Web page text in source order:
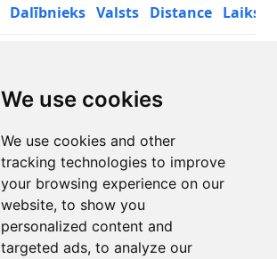
We use cookies
We use cookies and other
tracking technologies to improve
your browsing experience on our
website, to show you
personalized content and
targeted ads, to analyze our
Dalībnieks Valsts Distance Laiks
distance
Aiga
Paegle
—
Lielbāta
MTB